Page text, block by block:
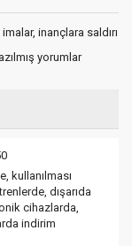
inançlara saldırı
yorumlar
kullanılması
dışarıda
cihazlarda,
indirim